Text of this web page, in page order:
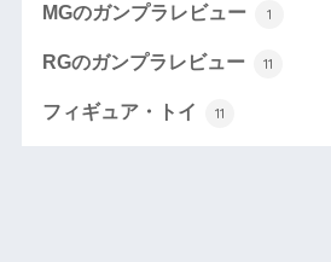
MGのガンプラレビュー 1
RGのガンプラレビュー 11
フィギュア・トイ 11